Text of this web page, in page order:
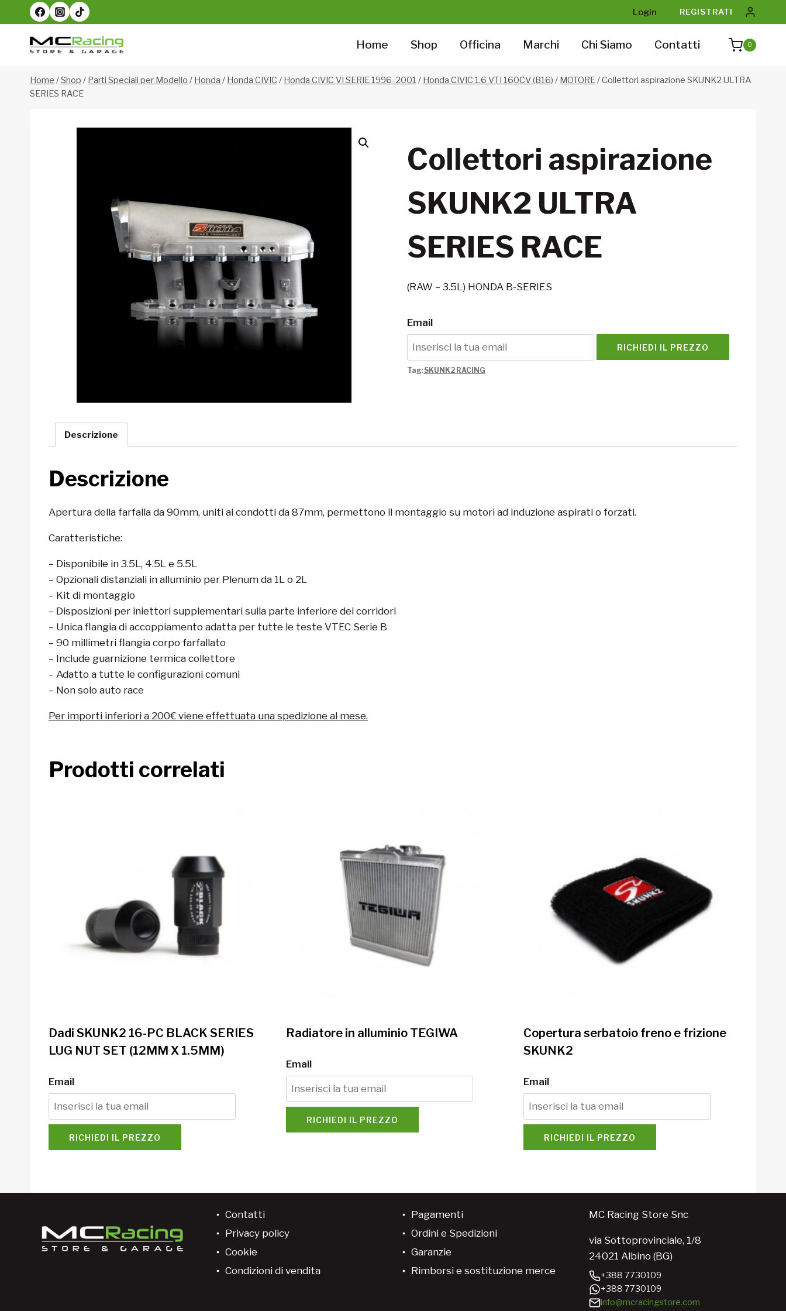
al
contenuto
Login REGISTRATI
Home Shop Officina Marchi Chi Siamo Contatti 0
Home /Shop / Parti Speciali per Modello / Honda / Honda CIVIC / Honda CIVIC VI SERIE 1996-2001 / Honda CIVIC 1.6 VTI 160CV (B16) / MOTORE/Collettori aspirazione SKUNK2 ULTRA
SERIES RACE
Collettori aspirazione
SKUNK2 ULTRA
SERIES RACE
(RAW – 3.5L) HONDA B-SERIES
Email
RICHIEDI IL PREZZO
Tag: SKUNK2 RACING
Descrizione
Descrizione
Apertura della farfalla da 90mm, uniti ai condotti da 87mm, permettono il montaggio su motori ad induzione aspirati o forzati.
Caratteristiche:
– Disponibile in 3.5L, 4.5L e 5.5L
– Opzionali distanziali in alluminio per Plenum da 1L o 2L
– Kit di montaggio
– Disposizioni per iniettori supplementari sulla parte inferiore dei corridori
– Unica flangia di accoppiamento adatta per tutte le teste VTEC Serie B
– 90 millimetri flangia corpo farfallato
– Include guarnizione termica collettore
– Adatto a tutte le configurazioni comuni
– Non solo auto race
Per importi inferiori a 200€ viene effettuata una spedizione al mese.
Prodotti correlati
Dadi SKUNK2 16-PC BLACK SERIES
LUG NUT SET (12MM X 1.5MM)
Email
RICHIEDI IL PREZZO
Radiatore in alluminio TEGIWA
Email
RICHIEDI IL PREZZO
Copertura serbatoio freno e frizione
SKUNK2
Email
RICHIEDI IL PREZZO
Contatti
Privacy policy
Cookie
Condizioni di vendita
Pagamenti
Ordini e Spedizioni
Garanzie
Rimborsi e sostituzione merce
MC Racing Store Snc
via Sottoprovinciale, 1/8
24021 Albino (BG)
+388 7730109
+388 7730109
info@mcracingstore.com